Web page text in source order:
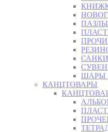
ПАЗЛЫ
ШАРЫ
КАНЦТОВАРЫ